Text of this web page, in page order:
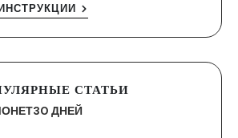
СТАТЬИ
30 ДНЕЙ